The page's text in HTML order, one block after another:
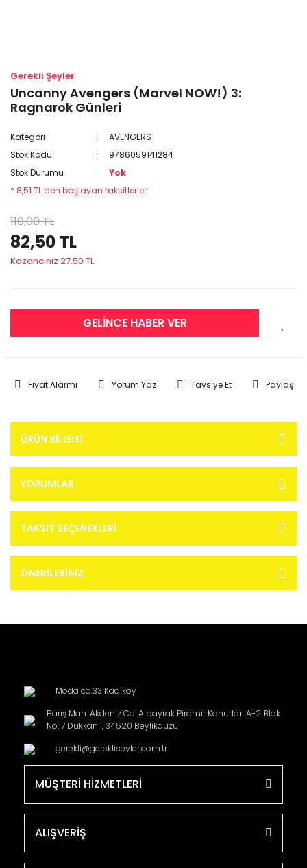
Gerekli Şeyler
Uncanny Avengers (Marvel NOW!) 3:
Ragnarok Günleri
Kategori
AVENGERS
Stok Kodu
9786059141284
Stok Durumu
Yok
* 8,51 TL den başlayan taksitlerle!!
110,00 TL
82,50 TL
Kazancınız 27.50 TL
GELİNCE HABER VER
Fiyat Alarmı Yorum Yaz Tavsiye Et Paylaş
ÜRÜN BILGISI
YORUMLAR
TAKSIT SEÇENEKLERI
ÖNERILERINIZ
Moda cd.33 Kadikoy
Barış Mah. Akdeniz Cd. Albayrak Piramit Konutları A-2 Blok
No: 7 Dükkan 1, 34520 Beylikdüzü
gerekli@gerekliseyler.com.tr
MÜŞTERİ HİZMETLERİ
ALIŞVERİŞ